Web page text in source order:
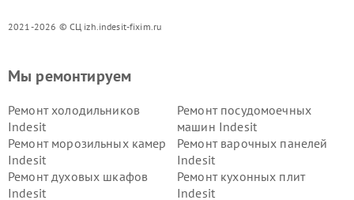
2021-2026 © СЦ izh.indesit-fixim.ru
Мы ремонтируем
Ремонт холодильников
Indesit
Ремонт посудомоечных
машин Indesit
Ремонт морозильных камер
Indesit
Ремонт варочных панелей
Indesit
Ремонт духовых шкафов
Indesit
Ремонт кухонных плит
Indesit